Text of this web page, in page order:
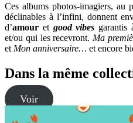
Ces albums photos-imagiers, au
déclinables à l’infini, donnent
d’amour et good vibes garantis
et/ou qui les recevront. Ma
et Mon anniversaire… et encore
Dans la même
Voir